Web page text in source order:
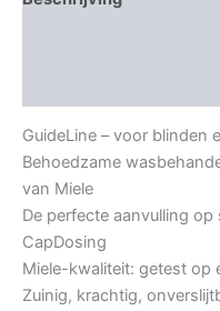
GuideLine – voor blinden
Behoedzame
van Miele
De perfecte aanvulling op
CapDosing
Miele-kwaliteit: getest op
Zuinig, krachtig,